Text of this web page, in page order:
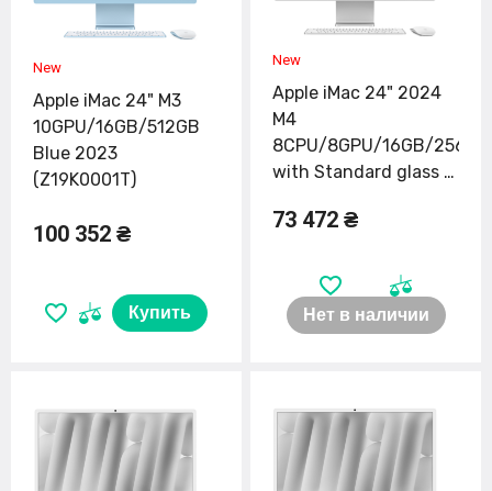
Apple iMac 24" M3
10GPU/16GB/512GB
Blue 2023
(Z19K0001T)
100 352 ₴
Купить
Apple iMac 24" 2024
M4
8CPU/8GPU/16GB/256GB
with Standard glass -
73 472 ₴
Нет в наличии